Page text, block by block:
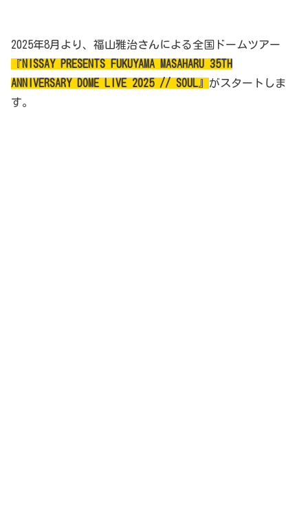
2025年8月より、福山雅治さんによる全国ドームツアー
『NISSAY PRESENTS FUKUYAMA MASAHARU 35TH
ANNIVERSARY DOME LIVE 2025 // SOUL 』 がスタートしま
す。